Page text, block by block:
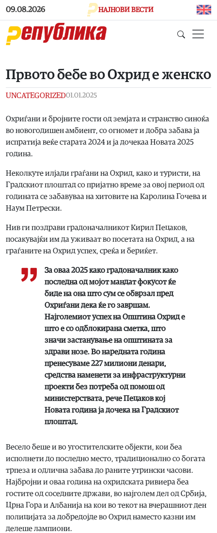
Skip to main content
09.08.2026 НАЈНОВИ ВЕСТИ
Првото бебе во Охрид е женско
UNCATEGORIZED01.01.2025
Охриѓани и бројните гости од земјата и странство синоќа
во новогодишен амбиент, со огномет и добра забава ја
испратија веќе старата 2024 и ја дочекаа Новата 2025
година.
Неколкуте илјади граѓани на Охрид, како и туристи, на
Градскиот плоштад со пријатно време за овој период од
годината се забавуваа на хитовите на Каролина Гочева и
Наум Петрески.
Нив ги поздрави градоначалникот Кирил Пецаков,
посакувајќи им да уживаат во посетата на Охрид, а на
граѓаните на Охрид успех, среќа и бериќет.
За оваа 2025 како градоначалник како
последна од мојот мандат фокусот ќе
биде на она што сум се обврзал пред
Охриѓани дека ќе го завршам.
Најголемиот успех на Општина Охрид е
што е со одблокирана сметка, што
значи застанување на општината за
здрави нозе. Во наредната година
пренесуваме 227 милиони денари,
средства наменети за инфраструктурни
проекти без потреба од помош од
министерствата, рече Пецаков кој
Новата година ја дочека на Градскиот
плоштад.
Весело беше и во угостителските објекти, кои беа
исполнети до последно место, традиционално со богата
трпеза и одлична забава до раните утрински часови.
Најбројни и оваа година на охридската ривиера беа
гостите од соседните држави, во најголем дел од Србија,
Црна Гора и Албанија на кои во текот на вчерашниот ден
полицијата за добредојде во Охрид наместо казни им
делеше лампиони.